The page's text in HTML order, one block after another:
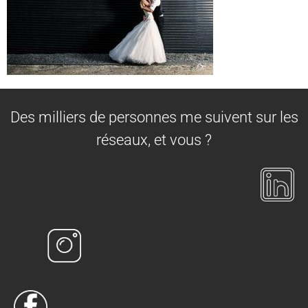
Des milliers de personnes me suivent sur les
réseaux, et vous ?